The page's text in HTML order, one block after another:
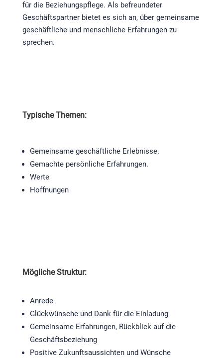
für die Beziehungspflege. Als befreundeter
Geschäftspartner bietet es sich an, über gemeinsame
geschäftliche und menschliche Erfahrungen zu
sprechen.
Typische Themen:
Gemeinsame geschäftliche Erlebnisse.
Gemachte persönliche Erfahrungen.
Werte
Hoffnungen
Mögliche Struktur:
Anrede
Glückwünsche und Dank für die Einladung
Gemeinsame Erfahrungen, Rückblick auf die
Geschäftsbeziehung
Positive Zukunftsaussichten und Wünsche